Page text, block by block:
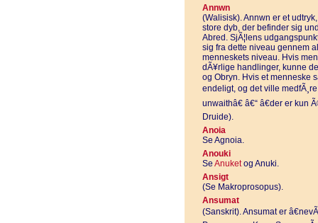
Annwn
(Walisisk). Annwn er et
store dyb, der befinder sig
Abred. SjÃ¦lens
sig fra dette niveau gennem
menneskets niveau. Hvis
dÃ¥rlige handlinger, kunne
og Obryn. Hvis et menneske
endeligt, og det ville
unwaithâ€ â€“ â€der er kun
Druide).
Anoia
Se Agnoia.
Anouki
Se Anuketog Anuki.
Ansigt
(Se Makroprosopus).
Ansumat
(Sanskrit). Ansumat er